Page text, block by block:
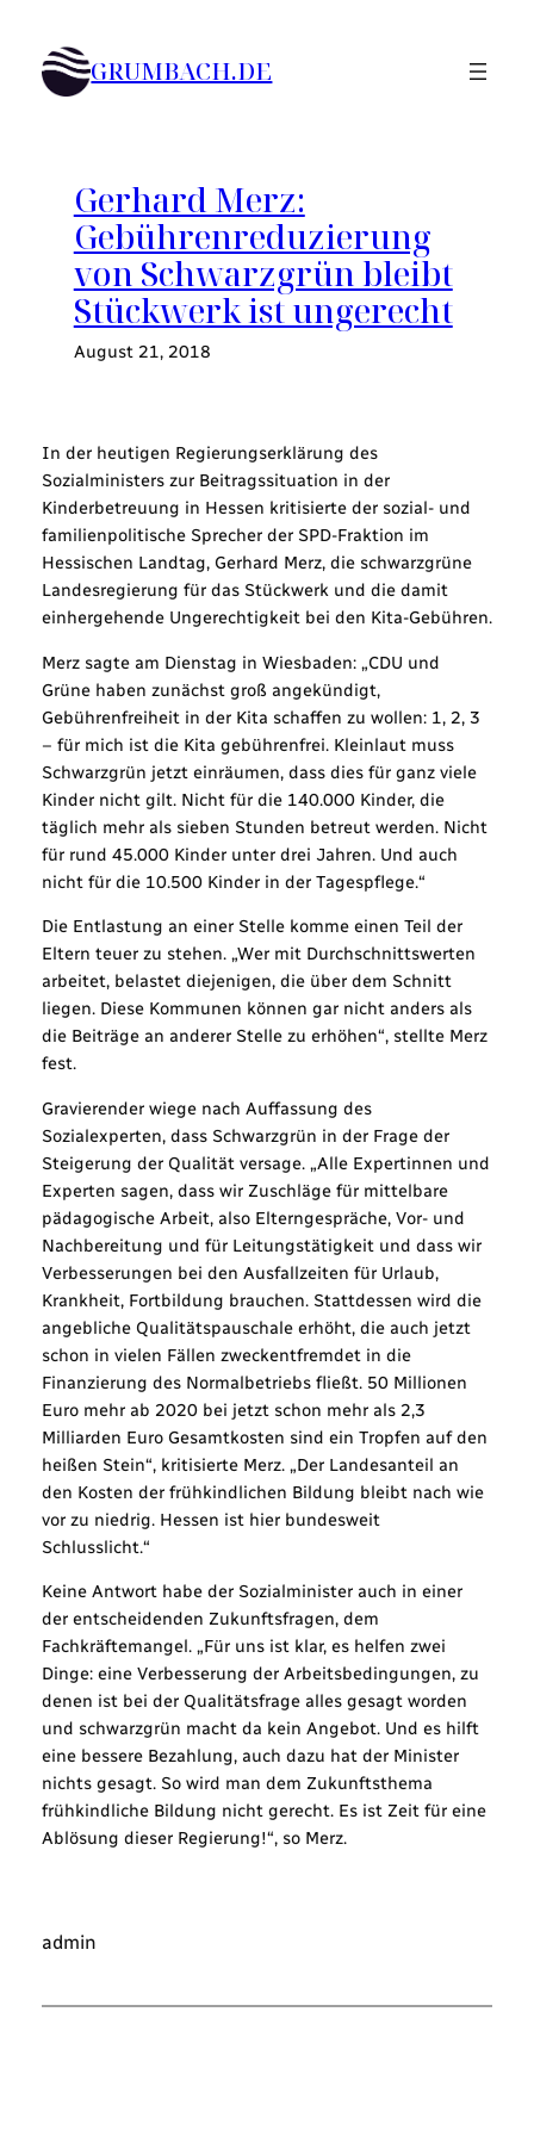
Inhalt
springen GRUMBACH.DE
Gerhard Merz:
Gebührenreduzierung
von Schwarzgrün bleibt
Stückwerk ist ungerecht
August 21, 2018
In der heutigen Regierungserklärung des
Sozialministers zur Beitragssituation in der
Kinderbetreuung in Hessen kritisierte der sozial- und
familienpolitische Sprecher der SPD-Fraktion im
Hessischen Landtag, Gerhard Merz, die schwarzgrüne
Landesregierung für das Stückwerk und die damit
einhergehende Ungerechtigkeit bei den Kita-Gebühren.
Merz sagte am Dienstag in Wiesbaden: „CDU und
Grüne haben zunächst groß angekündigt,
Gebührenfreiheit in der Kita schaffen zu wollen: 1, 2, 3
– für mich ist die Kita gebührenfrei. Kleinlaut muss
Schwarzgrün jetzt einräumen, dass dies für ganz viele
Kinder nicht gilt. Nicht für die 140.000 Kinder, die
täglich mehr als sieben Stunden betreut werden. Nicht
für rund 45.000 Kinder unter drei Jahren. Und auch
nicht für die 10.500 Kinder in der Tagespflege.“
Die Entlastung an einer Stelle komme einen Teil der
Eltern teuer zu stehen. „Wer mit Durchschnittswerten
arbeitet, belastet diejenigen, die über dem Schnitt
liegen. Diese Kommunen können gar nicht anders als
die Beiträge an anderer Stelle zu erhöhen“, stellte Merz
fest.
Gravierender wiege nach Auffassung des
Sozialexperten, dass Schwarzgrün in der Frage der
Steigerung der Qualität versage. „Alle Expertinnen und
Experten sagen, dass wir Zuschläge für mittelbare
pädagogische Arbeit, also Elterngespräche, Vor- und
Nachbereitung und für Leitungstätigkeit und dass wir
Verbesserungen bei den Ausfallzeiten für Urlaub,
Krankheit, Fortbildung brauchen. Stattdessen wird die
angebliche Qualitätspauschale erhöht, die auch jetzt
schon in vielen Fällen zweckentfremdet in die
Finanzierung des Normalbetriebs fließt. 50 Millionen
Euro mehr ab 2020 bei jetzt schon mehr als 2,3
Milliarden Euro Gesamtkosten sind ein Tropfen auf den
heißen Stein“, kritisierte Merz. „Der Landesanteil an
den Kosten der frühkindlichen Bildung bleibt nach wie
vor zu niedrig. Hessen ist hier bundesweit
Schlusslicht.“
Keine Antwort habe der Sozialminister auch in einer
der entscheidenden Zukunftsfragen, dem
Fachkräftemangel. „Für uns ist klar, es helfen zwei
Dinge: eine Verbesserung der Arbeitsbedingungen, zu
denen ist bei der Qualitätsfrage alles gesagt worden
und schwarzgrün macht da kein Angebot. Und es hilft
eine bessere Bezahlung, auch dazu hat der Minister
nichts gesagt. So wird man dem Zukunftsthema
frühkindliche Bildung nicht gerecht. Es ist Zeit für eine
Ablösung dieser Regierung!“, so Merz.
admin